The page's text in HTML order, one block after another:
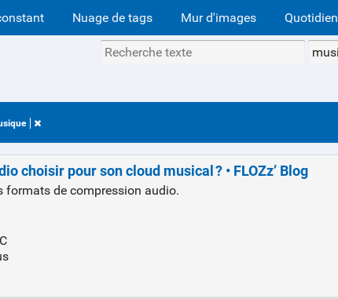
Nuage de tags Mur d'images Quotidien
choisir pour son cloud musical ? • FLOZzʼ Blog
formats de compression audio.